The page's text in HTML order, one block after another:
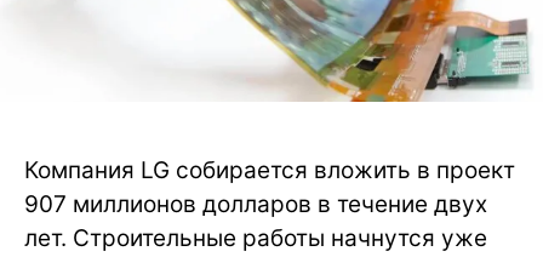
Компания LG собирается вложить в проект
907 миллионов долларов в течение двух
лет. Строительные работы начнутся уже